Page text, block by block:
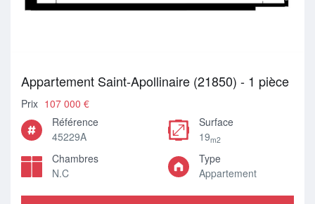
Appartement Saint-Apollinaire (21850) - 1 pièce
Prix 107 000 €
Référence
45229A
Surface
19m2
Chambres
N.C
Type
Appartement